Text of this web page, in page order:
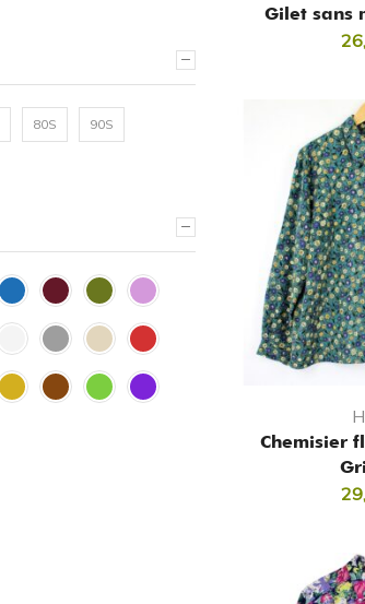
Gilet sans
Chemisier
80S 90S